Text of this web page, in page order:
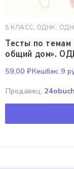
5 КЛАСС, ОДНК,
Тесты по темам
общий дом».
59,00 ₽Кешбэк: 9
Продавец: